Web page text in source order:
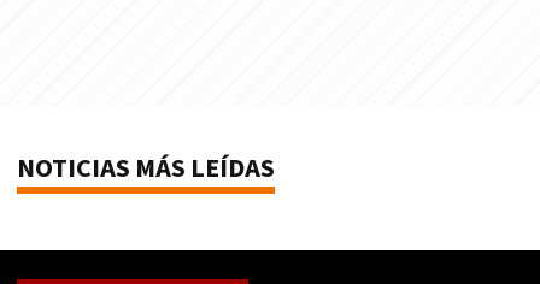
NOTICIAS MÁS LEÍDAS